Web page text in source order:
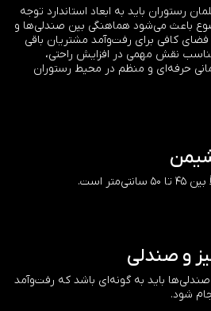
رستوران باید به ابعاد استاندارد توجه
باعث می‌شود هماهنگی بین صندلی‌ها و
کافی برای رفت‌وآمد مشتریان باقی
نقش مهمی در افزایش راحتی،
حرفه‌ای و منظم در محیط رستوران
است.
و صندلی
باید به گونه‌ای باشد که رفت‌وآمد
شود.